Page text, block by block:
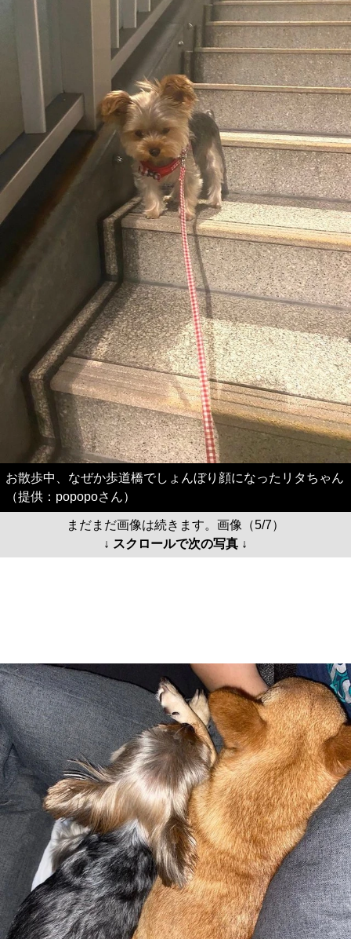
お散歩中、なぜか歩道橋でしょんぼり顔になったリタちゃん
（提供：popopoさん）
まだまだ画像は続きます。画像（5/7）
↓ スクロールで次の写真 ↓